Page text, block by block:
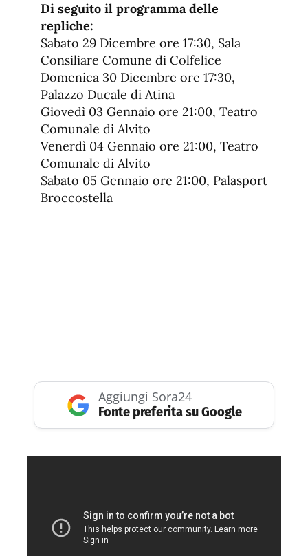
Di seguito il programma delle
repliche:
Sabato 29 Dicembre ore 17:30, Sala
Consiliare Comune di Colfelice
Domenica 30 Dicembre ore 17:30,
Palazzo Ducale di Atina
Giovedì 03 Gennaio ore 21:00, Teatro
Comunale di Alvito
Venerdì 04 Gennaio ore 21:00, Teatro
Comunale di Alvito
Sabato 05 Gennaio ore 21:00, Palasport
Broccostella
Aggiungi Sora24
Fonte preferita su Google